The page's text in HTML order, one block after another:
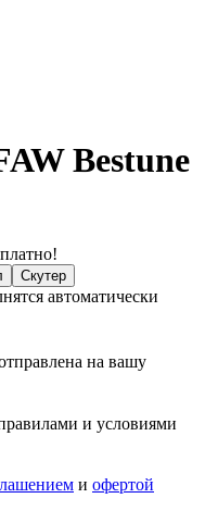
Bestune
Скутер
автоматически
на вашу
и условиями
и офертой